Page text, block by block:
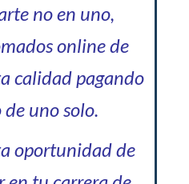
no en uno,
online de
calidad pagando
uno solo.
oportunidad de